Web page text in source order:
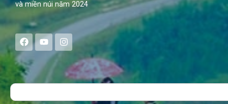
và miền núi năm 2024
F
a
c
e
b
o
Y
o
u
t
u
b
I
n
s
a
g
Search